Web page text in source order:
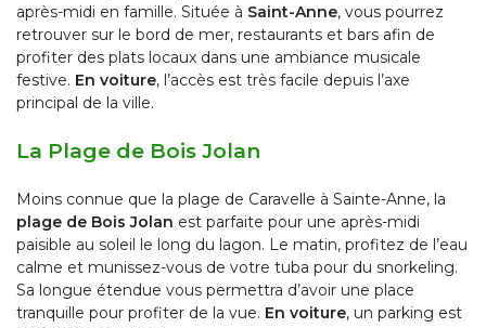
après-midi en famille. Située à Saint-Anne, vous pourrez
retrouver sur le bord de mer, restaurants et bars afin de
profiter des plats locaux dans une ambiance musicale
festive. En voiture, l’accès est très facile depuis l’axe
principal de la ville.
La Plage de Bois Jolan
Moins connue que la plage de Caravelle à Sainte-Anne, la
plage de Bois Jolan est parfaite pour une après-midi
paisible au soleil le long du lagon. Le matin, profitez de l’eau
calme et munissez-vous de votre tuba pour du snorkeling.
Sa longue étendue vous permettra d’avoir une place
tranquille pour profiter de la vue. En voiture, un parking est